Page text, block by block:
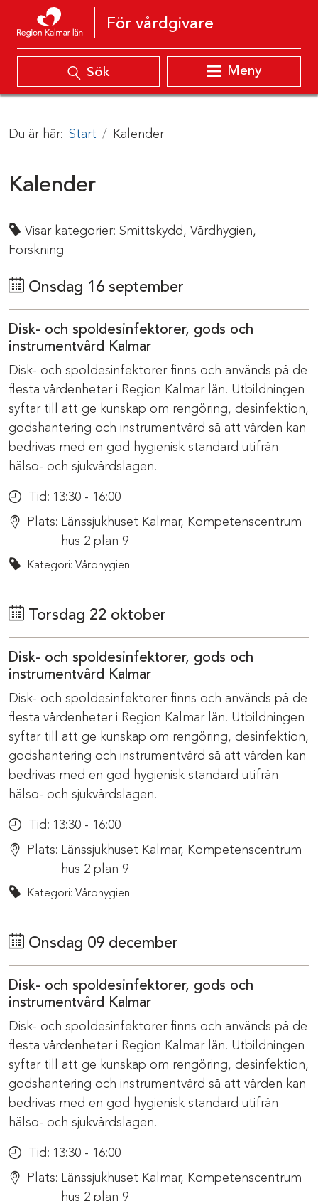
Hoppa till innehåll
För vårdgivare
Sök Meny
Du är här: Start Kalender
Kalender
Visar kategorier: Smittskydd, Vårdhygien,
Forskning
Onsdag 16 september
Disk- och spoldesinfektorer, gods och
instrumentvård Kalmar
Disk- och spoldesinfektorer finns och används på de
flesta vårdenheter i Region Kalmar län. Utbildningen
syftar till att ge kunskap om rengöring, desinfektion,
godshantering och instrumentvård så att vården kan
bedrivas med en god hygienisk standard utifrån
hälso- och sjukvårdslagen.
Tid: 13:30 - 16:00
Plats: Länssjukhuset Kalmar, Kompetenscentrum
hus 2 plan 9
Kategori: Vårdhygien
Torsdag 22 oktober
Disk- och spoldesinfektorer, gods och
instrumentvård Kalmar
Disk- och spoldesinfektorer finns och används på de
flesta vårdenheter i Region Kalmar län. Utbildningen
syftar till att ge kunskap om rengöring, desinfektion,
godshantering och instrumentvård så att vården kan
bedrivas med en god hygienisk standard utifrån
hälso- och sjukvårdslagen.
Tid: 13:30 - 16:00
Plats: Länssjukhuset Kalmar, Kompetenscentrum
hus 2 plan 9
Kategori: Vårdhygien
Onsdag 09 december
Disk- och spoldesinfektorer, gods och
instrumentvård Kalmar
Disk- och spoldesinfektorer finns och används på de
flesta vårdenheter i Region Kalmar län. Utbildningen
syftar till att ge kunskap om rengöring, desinfektion,
godshantering och instrumentvård så att vården kan
bedrivas med en god hygienisk standard utifrån
hälso- och sjukvårdslagen.
Tid: 13:30 - 16:00
Plats: Länssjukhuset Kalmar, Kompetenscentrum
hus 2 plan 9